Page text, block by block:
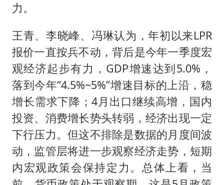
力。
王青、李晓峰、冯琳认为，年初以来LPR
报价一直按兵不动，背后是今年一季度宏
观经济起步有力，GDP增速达到5.0%，
落到今年“4.5%~5%”增速目标的上沿，稳
增长需求下降；4月出口继续高增，国内
投资、消费增长势头转弱，经济出现一定
下行压力。但这不排除是数据的月度间波
动，监管层将进一步观察经济走势，短期
内宏观政策会保持定力。总体上看，当